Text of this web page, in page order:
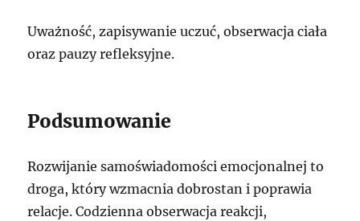
Uważność, zapisywanie uczuć, obserwacja ciała
oraz pauzy refleksyjne.
Podsumowanie
Rozwijanie samoświadomości emocjonalnej to
droga, który wzmacnia dobrostan i poprawia
relacje. Codzienna obserwacja reakcji,